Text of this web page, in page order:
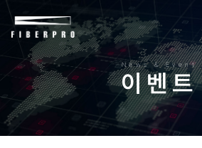
News & Event
이벤트